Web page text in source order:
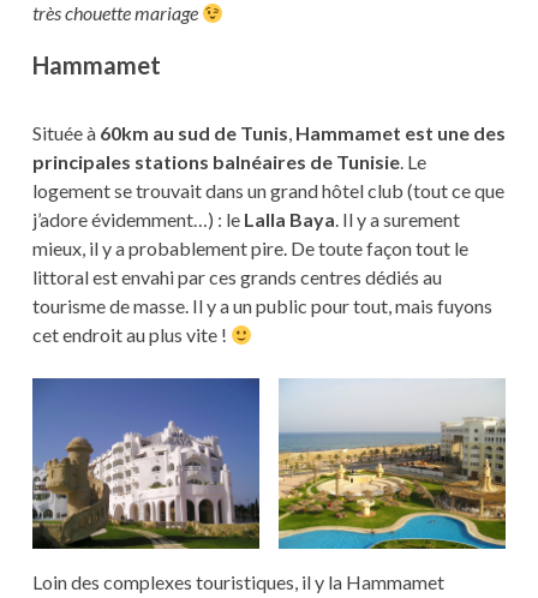
très chouette mariage
Hammamet
Située à 60km au sud de Tunis, Hammamet est une des
principales stations balnéaires de Tunisie. Le
logement se trouvait dans un grand hôtel club (tout ce que
j’adore évidemment…) : le Lalla Baya. Il y a surement
mieux, il y a probablement pire. De toute façon tout le
littoral est envahi par ces grands centres dédiés au
tourisme de masse. Il y a un public pour tout, mais fuyons
cet endroit au plus vite !
Loin des complexes touristiques, il y la Hammamet